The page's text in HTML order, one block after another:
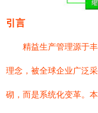
引言
精益生产管理源于
理念，被全球企业广泛
砌，而是系统化变革。